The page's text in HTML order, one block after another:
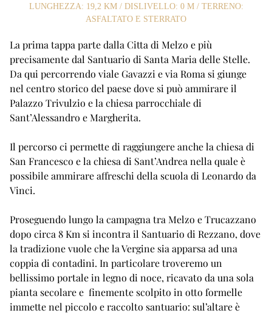
LUNGHEZZA: 19,2 KM / DISLIVELLO: 0 M / TERRENO:
ASFALTATO E STERRATO
La prima tappa parte dalla Citta di Melzo e più
precisamente dal Santuario di Santa Maria delle Stelle.
Da qui percorrendo viale Gavazzi e via Roma si giunge
nel centro storico del paese dove si può ammirare il
Palazzo Trivulzio e la chiesa parrocchiale di
Sant’Alessandro e Margherita.
Il percorso ci permette di raggiungere anche la chiesa di
San Francesco e la chiesa di Sant’Andrea nella quale è
possibile ammirare affreschi della scuola di Leonardo da
Vinci.
Proseguendo lungo la campagna tra Melzo e Trucazzano
dopo circa 8 Km si incontra il Santuario di Rezzano, dove
la tradizione vuole che la Vergine sia apparsa ad una
coppia di contadini. In particolare troveremo un
bellissimo portale in legno di noce, ricavato da una sola
pianta secolare e finemente scolpito in otto formelle
immette nel piccolo e raccolto santuario: sul’altare è